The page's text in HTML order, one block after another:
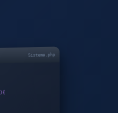
Sistema.php
{